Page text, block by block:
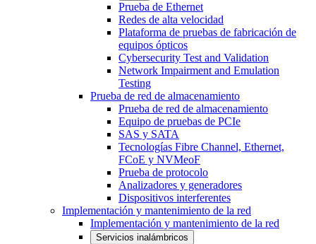
Prueba de Ethernet
Redes de alta velocidad
Plataforma de pruebas de fabricación de
equipos ópticos
Cybersecurity Test and Validation
Network Impairment and Emulation
Testing
Prueba de red de almacenamiento
Prueba de red de almacenamiento
Equipo de pruebas de PCIe
SAS y SATA
Tecnologías Fibre Channel, Ethernet,
FCoE y NVMeoF
Prueba de protocolo
Analizadores y generadores
Dispositivos interferentes
Implementación y mantenimiento de la red
Implementación y mantenimiento de la red
Servicios inalámbricos